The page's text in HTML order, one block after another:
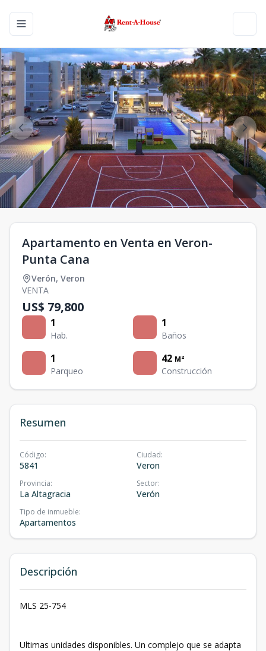
Toggle navigation menu
Apartamento en Venta en Veron-
Punta Cana
Verón, Veron
VENTA
US$ 79,800
1
Hab.
1
Baños
1
Parqueo
42 M²
Construcción
Resumen
Código:
5841
Ciudad:
Veron
Provincia:
La Altagracia
Sector:
Verón
Tipo de inmueble:
Apartamentos
Descripción
MLS 25-754
Ultimas unidades disponibles. Un complejo que se adapta